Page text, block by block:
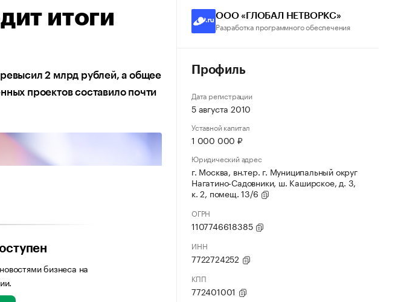
итоги
2 млрд рублей, а общее
проектов составило почти
бизнеса на
ООО «ГЛОБАЛ НЕТВОРКС»
Разработка программного обеспечения
Профиль
Дата регистрации
5 августа 2010
Уставной капитал
1 000 000 ₽
Юридический адрес
г. Москва, вн.тер. г. Муниципальный округ
Нагатино-Садовники, ш. Каширское, д. 3,
к. 2, помещ. 13/6
ОГРН
1107746618385
ИНН
7722724252
КПП
772401001